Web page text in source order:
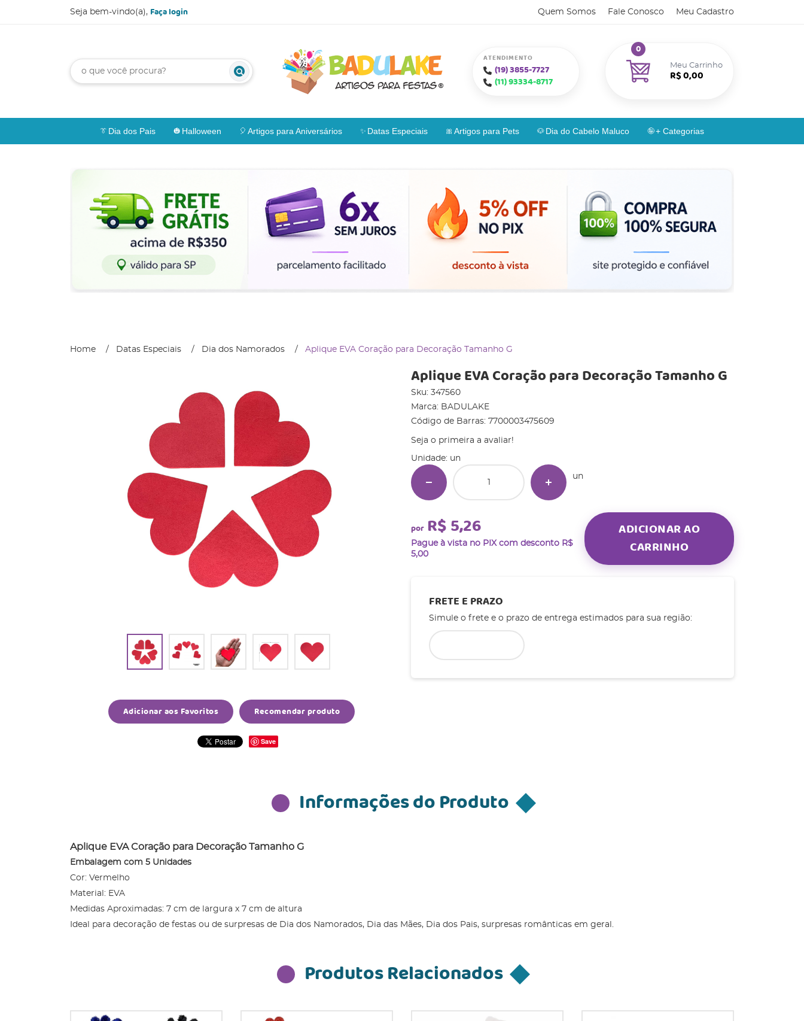
Seja bem-vindo(a), Faça login Quem Somos Fale Conosco Meu Cadastro
ATENDIMENTO
(19)3855-7727
(11)93334-8717
Meu Carrinho
0
R$ 0,00
Dia dos Pais Halloween Artigos para Aniversários Datas Especiais Artigos para Pets Dia do Cabelo Maluco + Categorias
Home Datas Especiais Dia dos Namorados Aplique EVA Coração para Decoração Tamanho G
Adicionar aos Favoritos Recomendar produto
Save
Aplique EVA Coração para Decoração Tamanho G
Sku: 347560
Marca: BADULAKE
Código de Barras: 7700003475609
Seja o primeira a avaliar!
Unidade: un
un
por R$ 5,26
Pague à vista no PIX com desconto R$
5,00
ADICIONAR AO
CARRINHO
FRETE E PRAZO
Simule o frete e o prazo de entrega estimados para sua região:
Informações do Produto
Aplique EVA Coração para Decoração Tamanho G
Embalagem com 5 Unidades
Cor: Vermelho
Material: EVA
Medidas Aproximadas: 7 cm de largura x 7 cm de altura
Ideal para decoração de festas ou de surpresas de Dia dos Namorados, Dia das Mães, Dia dos Pais, surpresas românticas em geral.
Produtos Relacionados